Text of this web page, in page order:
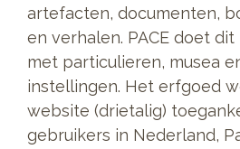
artefacten, documenten,
en verhalen. PACE doet
met particulieren, musea
instellingen. Het erfgoed
website (drietalig)
gebruikers in Nederland,